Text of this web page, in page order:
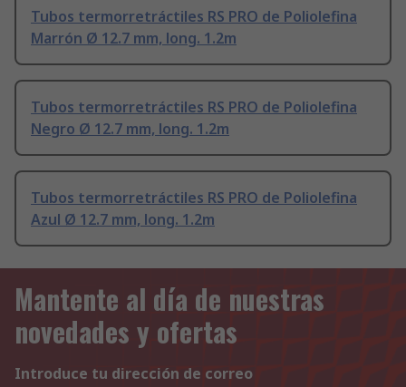
Tubos termorretráctiles RS PRO de Poliolefina
Marrón Ø 12.7 mm, long. 1.2m
Tubos termorretráctiles RS PRO de Poliolefina
Negro Ø 12.7 mm, long. 1.2m
Tubos termorretráctiles RS PRO de Poliolefina
Azul Ø 12.7 mm, long. 1.2m
Mantente al día de nuestras
novedades y ofertas
Introduce tu dirección de correo